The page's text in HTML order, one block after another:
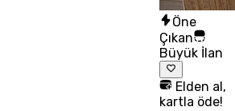
Öne
Çıkan
Büyük İlan
Elden al,
kartla öde!